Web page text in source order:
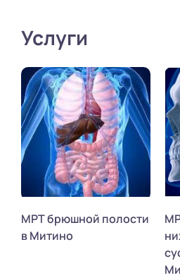
Услуги
МРТ брюшной полости
в Митино